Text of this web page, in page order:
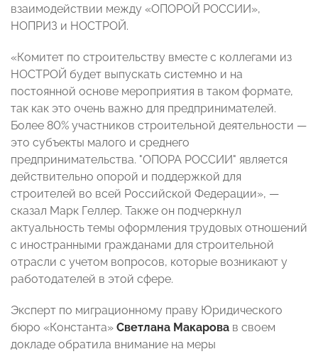
взаимодействии между «ОПОРОЙ РОССИИ»,
НОПРИЗ и НОСТРОЙ.
«Комитет по строительству вместе с коллегами из
НОСТРОЙ будет выпускать системно и на
постоянной основе мероприятия в таком формате,
так как это очень важно для предпринимателей.
Более 80% участников строительной деятельности —
это субъекты малого и среднего
предпринимательства. "ОПОРА РОССИИ" является
действительно опорой и поддержкой для
строителей во всей Российской Федерации», —
сказал Марк Геллер. Также он подчеркнул
актуальность темы оформления трудовых отношений
с иностранными гражданами для строительной
отрасли с учетом вопросов, которые возникают у
работодателей в этой сфере.
Эксперт по миграционному праву Юридического
бюро «Константа» Светлана Макарова в своем
докладе обратила внимание на меры